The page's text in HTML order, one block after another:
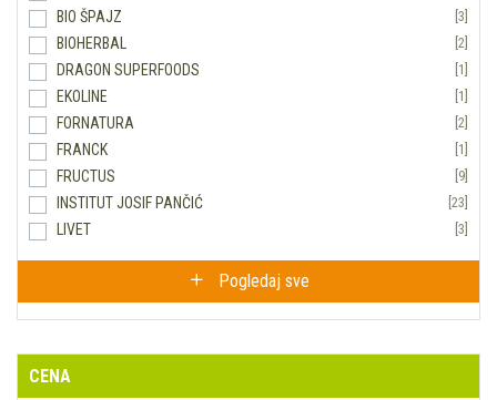
BIO ŠPAJZ [3]
BIOHERBAL [2]
DRAGON SUPERFOODS [1]
EKOLINE [1]
FORNATURA [2]
FRANCK [1]
FRUCTUS [9]
INSTITUT JOSIF PANČIĆ [23]
LIVET [3]
Pogledaj sve
CENA